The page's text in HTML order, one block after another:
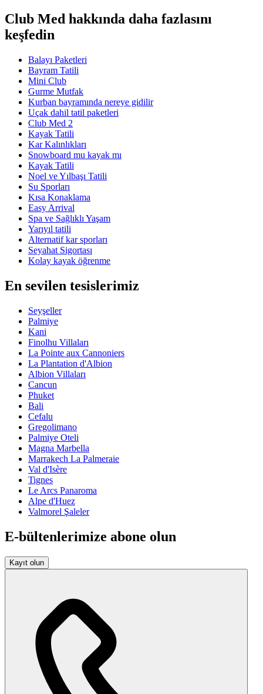
Club Med hakkında daha fazlasını
keşfedin
Balayı Paketleri
Bayram Tatili
Mini Club
Gurme Mutfak
Kurban bayramında nereye gidilir
Uçak dahil tatil paketleri
Club Med 2
Kayak Tatili
Kar Kalınlıkları
Snowboard mu kayak mı
Kayak Tatili
Noel ve Yılbaşı Tatili
Su Sporları
Kısa Konaklama
Easy Arrival
Spa ve Sağlıklı Yaşam
Yarıyıl tatili
Alternatif kar sporları
Seyahat Sigortası
Kolay kayak öğrenme
En sevilen tesislerimiz
Seyşeller
Palmiye
Kani
Finolhu Villaları
La Pointe aux Cannoniers
La Plantation d'Albion
Albion Villaları
Cancun
Phuket
Bali
Cefalu
Gregolimano
Palmiye Oteli
Magna Marbella
Marrakech La Palmeraie
Val d'Isère
Tignes
Le Arcs Panaroma
Alpe d'Huez
Valmorel Şaleler
E-bültenlerimize abone olun
Kayıt olun